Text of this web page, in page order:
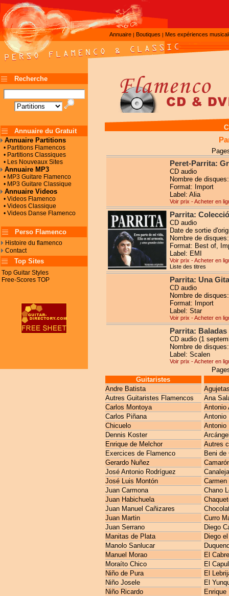
Annuaire | Boutiques | Mes expériences
Recherche
Annuaire du Gratuit
Annuaire Partitions
• Partitions Flamencos
• Partitions Classiques
• Les Nouveaux Sites
Annuaire MP3
• MP3 Guitare Flamenco
• MP3 Guitare Classique
Annuaire Videos
• Videos Flamenco
• Videos Classique
• Videos Danse Flamenco
Perso Flamenco
Histoire du flamenco
Contact
Top Sites
Top Guitar Styles
Free-Scores TOP
Peret-Parrita:
CD audio
Nombre de
Format: Import
Label: Alia
Voir prix - Acheter en
Parrita:
CD audio
Date de sortie
Nombre de
Format: Best of,
Label: EMI
Voir prix - Acheter en
Liste des titres
Parrita: Una
CD audio
Nombre de
Format: Import
Label: Star
Voir prix - Acheter en
Parrita: Baladas
CD audio (1
Nombre de
Label: Scalen
Voir prix - Acheter en
Guitaristes
Andre Batista
Autres Guitaristes Flamencos
Carlos Montoya
Carlos Piñana
Chicuelo
Dennis Koster
Enrique de Melchor
Exercices de Flamenco
Gerardo Nuñez
José Antonio Rodríguez
José Luis Montón
Juan Carmona
Juan Habichuela
Juan Manuel Cañizares
Juan Martin
Juan Serrano
Manitas de Plata
Manolo Sanlucar
Manuel Morao
Moraíto Chico
Niño de Pura
Niño Josele
Niño Ricardo
Ana
Antonio
Antonio
Antonio
Autres
Beni de
Carmen
Chano
Curro
Diego
Diego
El
El
El
El